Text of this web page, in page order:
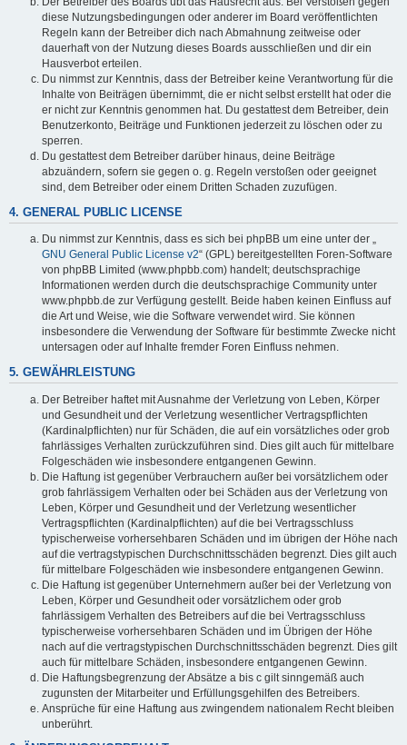
diese Nutzungsbedingungen oder anderer im Board veröffentlichten
Regeln kann der Betreiber dich nach Abmahnung zeitweise oder
dauerhaft von der Nutzung dieses Boards ausschließen und dir ein
Hausverbot erteilen.
Du nimmst zur Kenntnis, dass der Betreiber keine Verantwortung für die
Inhalte von Beiträgen übernimmt, die er nicht selbst erstellt hat oder die
er nicht zur Kenntnis genommen hat. Du gestattest dem Betreiber, dein
Benutzerkonto, Beiträge und Funktionen jederzeit zu löschen oder zu
sperren.
Du gestattest dem Betreiber darüber hinaus, deine Beiträge
abzuändern, sofern sie gegen o. g. Regeln verstoßen oder geeignet
sind, dem Betreiber oder einem Dritten Schaden zuzufügen.
4. GENERAL PUBLIC LICENSE
Du nimmst zur Kenntnis, dass es sich bei phpBB um eine unter der „
GNU General Public License v2“ (GPL) bereitgestellten Foren-Software
von phpBB Limited (www.phpbb.com) handelt; deutschsprachige
Informationen werden durch die deutschsprachige Community unter
www.phpbb.de zur Verfügung gestellt. Beide haben keinen Einfluss auf
die Art und Weise, wie die Software verwendet wird. Sie können
insbesondere die Verwendung der Software für bestimmte Zwecke nicht
untersagen oder auf Inhalte fremder Foren Einfluss nehmen.
5. GEWÄHRLEISTUNG
Der Betreiber haftet mit Ausnahme der Verletzung von Leben, Körper
und Gesundheit und der Verletzung wesentlicher Vertragspflichten
(Kardinalpflichten) nur für Schäden, die auf ein vorsätzliches oder grob
fahrlässiges Verhalten zurückzuführen sind. Dies gilt auch für mittelbare
Folgeschäden wie insbesondere entgangenen Gewinn.
Die Haftung ist gegenüber Verbrauchern außer bei vorsätzlichem oder
grob fahrlässigem Verhalten oder bei Schäden aus der Verletzung von
Leben, Körper und Gesundheit und der Verletzung wesentlicher
Vertragspflichten (Kardinalpflichten) auf die bei Vertragsschluss
typischerweise vorhersehbaren Schäden und im übrigen der Höhe nach
auf die vertragstypischen Durchschnittsschäden begrenzt. Dies gilt auch
für mittelbare Folgeschäden wie insbesondere entgangenen Gewinn.
Die Haftung ist gegenüber Unternehmern außer bei der Verletzung von
Leben, Körper und Gesundheit oder vorsätzlichem oder grob
fahrlässigem Verhalten des Betreibers auf die bei Vertragsschluss
typischerweise vorhersehbaren Schäden und im Übrigen der Höhe
nach auf die vertragstypischen Durchschnittsschäden begrenzt. Dies gilt
auch für mittelbare Schäden, insbesondere entgangenen Gewinn.
Die Haftungsbegrenzung der Absätze a bis c gilt sinngemäß auch
zugunsten der Mitarbeiter und Erfüllungsgehilfen des Betreibers.
Ansprüche für eine Haftung aus zwingendem nationalem Recht bleiben
unberührt.